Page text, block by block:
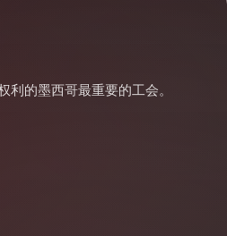
的墨西哥最重要的工会。